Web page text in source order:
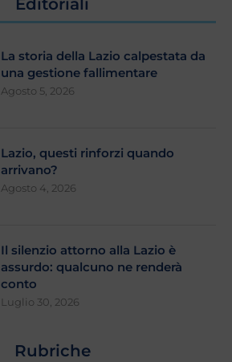
Editoriali
La storia della Lazio calpestata da
una gestione fallimentare
Agosto 5, 2026
Lazio, questi rinforzi quando
arrivano?
Agosto 4, 2026
Il silenzio attorno alla Lazio è
assurdo: qualcuno ne renderà
conto
Luglio 30, 2026
Rubriche